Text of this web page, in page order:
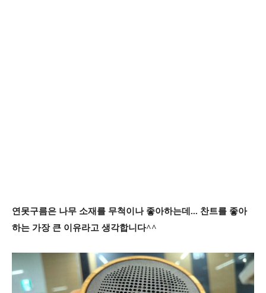
연못구름은 나무 소재를 무척이나 좋아하는데... 찬트를 좋아
하는 가장 큰 이유라고 생각합니다^^